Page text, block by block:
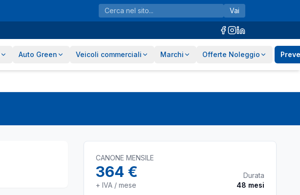
Vai
Auto Green Veicoli commerciali Marchi Offerte Noleggio
CANONE MENSILE
364 €
+ IVA / mese
Durata
48 mesi